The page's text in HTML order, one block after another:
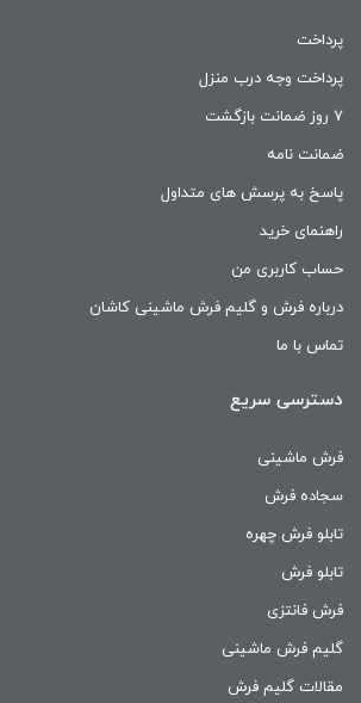
سجاده فرش ، گلیم فرش و تابلو فرش می باشد.
شهرک صنعتی سلیمان صباحی ، شهرک صنعتی
خرید فرش ماشینی ۱۲۰۰ شانه کاشان :
فرش ۱۲۰۰ شانه جز محصولات جدید فرش
بافت این فرش بسیار گران می باشد و جز
کمتر شرکتی دستگاه فرش ۱۲۰۰ را دارد.
اما شهر فرش کاشان که جز فرش های اول ایران و
پرداخت
پرداخت وجه درب منزل
۷ روز ضمانت بازگشت
ضمانت نامه
پاسخ به پرسش های متداول
راهنمای خرید
حساب کاربری من
درباره فرش و گلیم فرش ماشینی کاشان
تماس با ما
دسترسی سریع
فرش ماشینی
سجاده فرش
تابلو فرش چهره
تابلو فرش
فرش فانتزی
گلیم فرش ماشینی
مقالات گلیم فرش